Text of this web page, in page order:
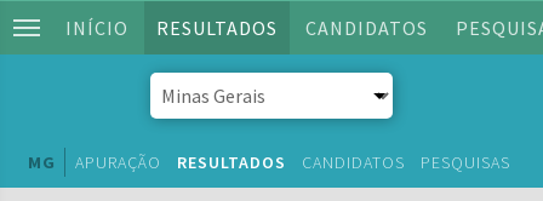
INÍCIO RESULTADOS CANDIDATOS
MG APURAÇÃO RESULTADOS CANDIDATOS PESQUISAS